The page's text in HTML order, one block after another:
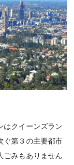
はクイーンズラン
ぐ第３の主要都市
ごみもありません